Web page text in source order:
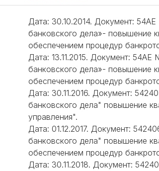
Дата: 30.10.2014. Документ:
банковского дела»- повышение
обеспечением процедур
Дата: 13.11.2015. Документ:
банковского дела»- повышение
обеспечением процедур
Дата: 30.11.2016. Документ:
банковского дела" повышение
управления".
Дата: 01.12.2017. Документ:
банковского дела" повышение
обеспечением процедур
Дата: 30.11.2018. Документ: